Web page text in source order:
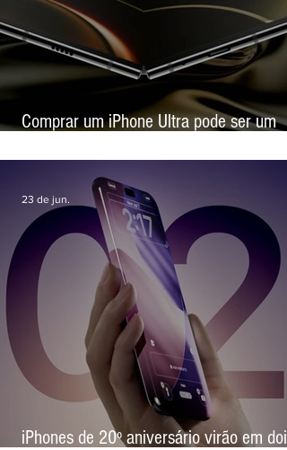
Comprar um iPhone Ultra pode ser um
experimento caro, alerta site de revenda
23 de jun.